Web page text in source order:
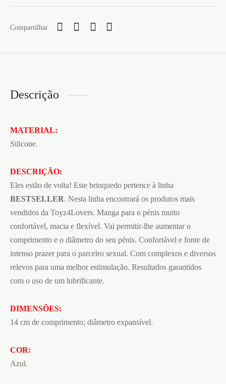
Compartilhar
Descrição
MATERIAL:
Silicone.
DESCRIÇÃO:
Eles estão de volta! Este brinquedo pertence à linha
BESTSELLER. Nesta linha encontrará os produtos mais
vendidos da Toyz4Lovers. Manga para o pénis muito
confortável, macia e flexível. Vai permitir-lhe aumentar o
comprimento e o diâmetro do seu pénis. Confortável e fonte de
intenso prazer para o parceiro sexual. Com complexos e diversos
relevos para uma melhor estimulação. Resultados garantidos
com o uso de um lubrificante.
DIMENSÕES:
14 cm de comprimento; diâmetro expansível.
COR:
Azul.